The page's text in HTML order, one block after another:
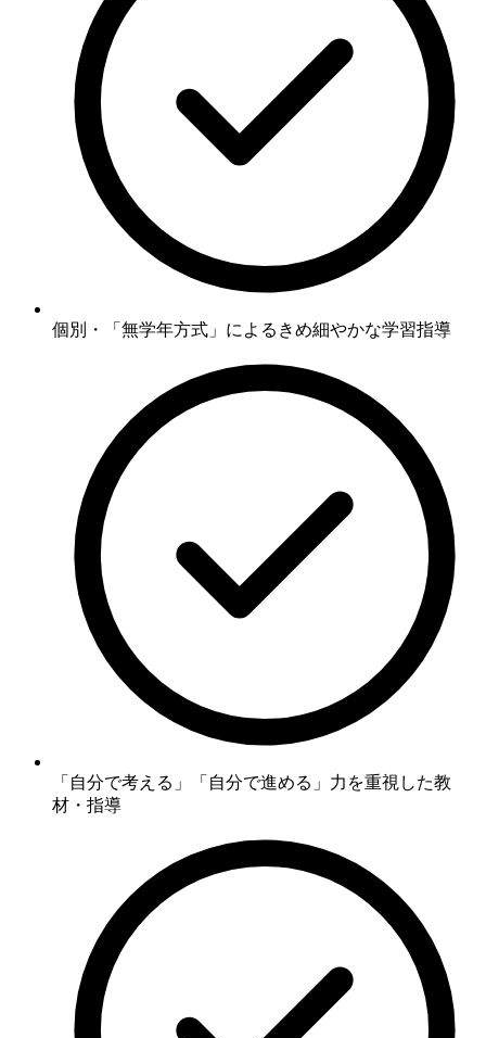
個別・「無学年方式」 によるきめ細やかな学習指導
「自分で考える」「自分で進める」力 を重視した教
材・指導